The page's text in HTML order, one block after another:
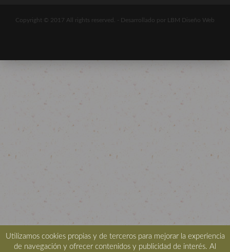
Copyright © 2017 All rights reserved. - Desarrollado por LBM Diseño Web
Utilizamos cookies propias y de terceros para mejorar la experiencia
de navegación y ofrecer contenidos y publicidad de interés. Al